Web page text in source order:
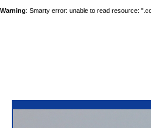
Warning: Smarty error: unable to read resource: